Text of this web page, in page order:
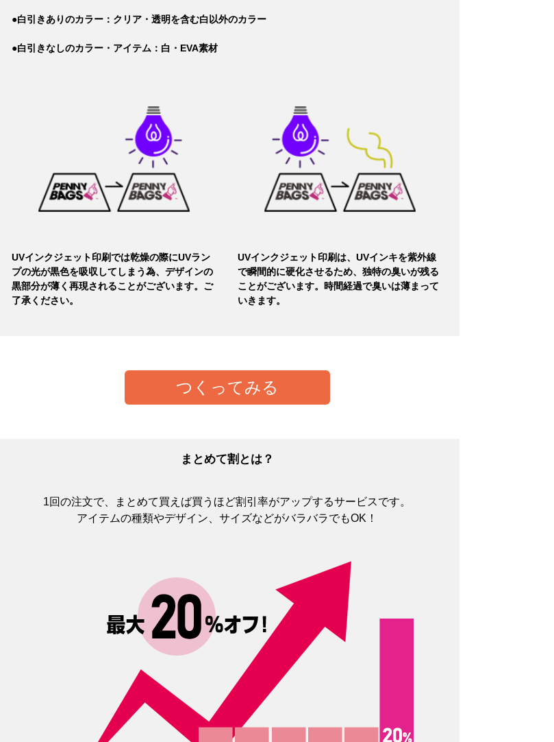
●白引きありのカラー：クリア・透明を含む白以外のカラー
●白引きなしのカラー・アイテム：白・EVA素材
UVインクジェット印刷では乾燥の際にUVラン
プの光が黒色を吸収してしまう為、デザインの
黒部分が薄く再現されることがございます。ご
了承ください。
UVインクジェット印刷は、UVインキを紫外線
で瞬間的に硬化させるため、独特の臭いが残る
ことがございます。時間経過で臭いは薄まって
いきます。
つくってみる
まとめて割とは？
1回の注文で、まとめて買えば買うほど割引率がアップするサービスです。
アイテムの種類やデザイン、サイズなどがバラバラでもOK！